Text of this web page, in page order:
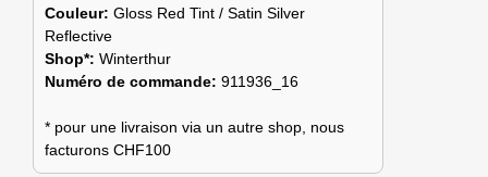
Couleur: Gloss Red Tint / Satin Silver
Reflective
Shop*: Winterthur
Numéro de commande: 911936_16
* pour une livraison via un autre shop, nous
facturons CHF100